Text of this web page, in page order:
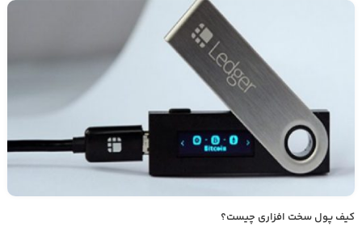
کیف پول سخت افزاری چیست؟